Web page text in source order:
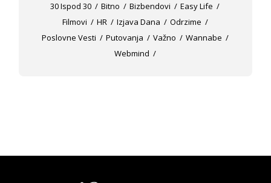
30 Ispod 30 Bitno Bizbendovi
Easy Life
Filmovi
HR Izjava Dana
Odrzime
Poslovne Vesti
Putovanja Važno
Wannabe
Webmind